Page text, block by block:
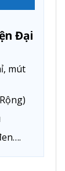
Đại
mút